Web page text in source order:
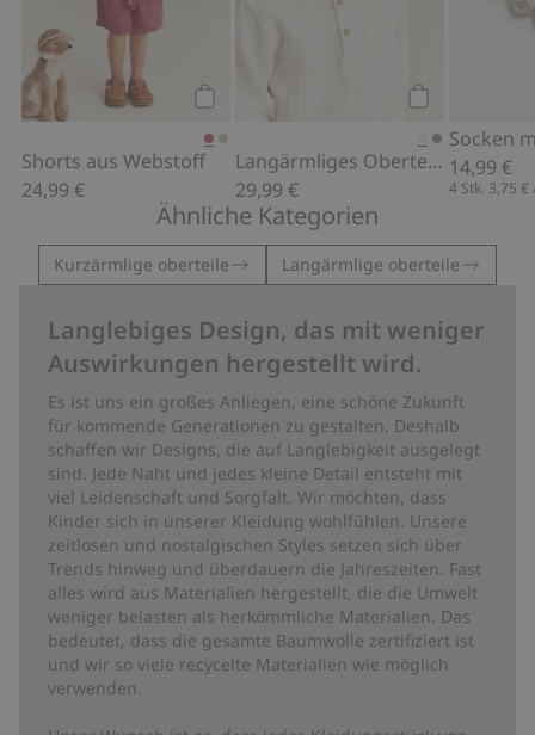
Shorts aus Webstoff
24,99 €
Langärmliges Oberteil aus Musselin
29,99 €
14,99 €
4 Stk. 3,75 €
Ähnliche Kategorien
Kurzärmlige oberteile Langärmlige oberteile
Langlebiges Design, das mit weniger
Auswirkungen hergestellt wird.
Es ist uns ein großes Anliegen, eine schöne Zukunft
für kommende Generationen zu gestalten. Deshalb
schaffen wir Designs, die auf Langlebigkeit ausgelegt
sind. Jede Naht und jedes kleine Detail entsteht mit
viel Leidenschaft und Sorgfalt. Wir möchten, dass
Kinder sich in unserer Kleidung wohlfühlen. Unsere
zeitlosen und nostalgischen Styles setzen sich über
Trends hinweg und überdauern die Jahreszeiten. Fast
alles wird aus Materialien hergestellt, die die Umwelt
weniger belasten als herkömmliche Materialien. Das
bedeutet, dass die gesamte Baumwolle zertifiziert ist
und wir so viele recycelte Materialien wie möglich
verwenden.